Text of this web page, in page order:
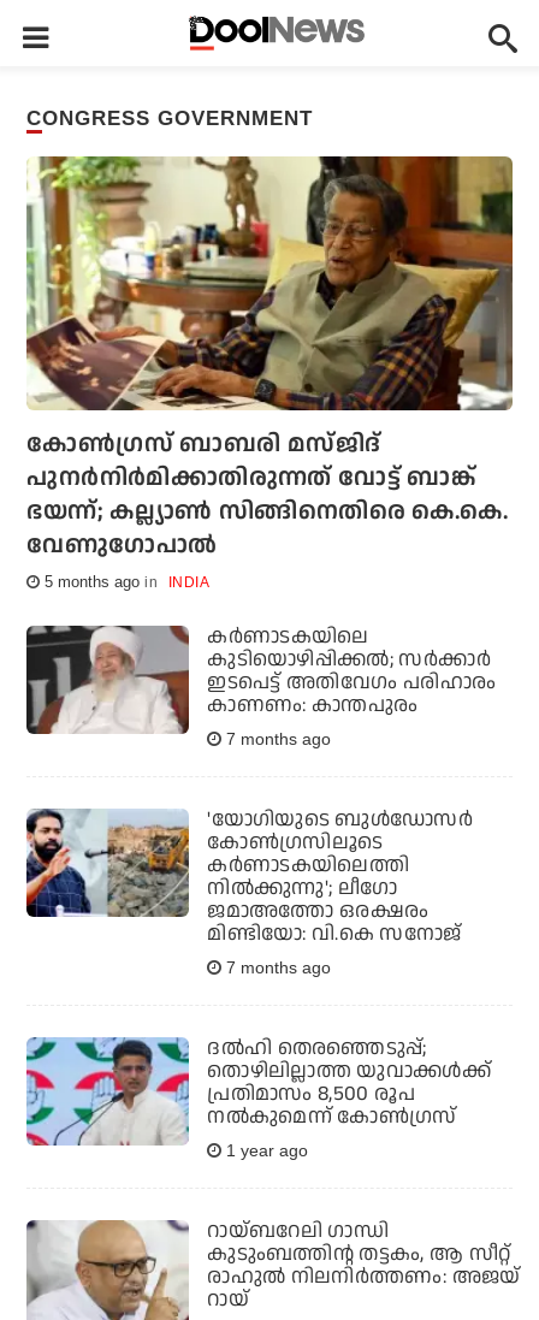
CONGRESS GOVERNMENT
കോണ്‍ഗ്രസ് ബാബരി മസ്ജിദ്
പുനര്‍നിര്‍മിക്കാതിരുന്നത് വോട്ട് ബാങ്ക്
ഭയന്ന്; കല്ല്യാണ്‍ സിങ്ങിനെതിരെ കെ.കെ.
വേണുഗോപാല്‍
5 months ago INDIA
കര്‍ണാടകയിലെ
കുടിയൊഴിപ്പിക്കല്‍; സര്‍ക്കാര്‍
ഇടപെട്ട് അതിവേഗം പരിഹാരം
കാണണം: കാന്തപുരം
7 months ago
'യോഗിയുടെ ബുള്‍ഡോസര്‍
കോണ്‍ഗ്രസിലൂടെ
കര്‍ണാടകയിലെത്തി
നില്‍ക്കുന്നു'; ലീഗോ
ജമാഅത്തോ ഒരക്ഷരം
മിണ്ടിയോ: വി.കെ സനോജ്
7 months ago
ദൽഹി തെരഞ്ഞെടുപ്പ്;
തൊഴിലില്ലാത്ത യുവാക്കൾക്ക്
പ്രതിമാസം 8,500 രൂപ
നൽകുമെന്ന് കോൺഗ്രസ്
1 year ago
റായ്ബറേലി ഗാന്ധി
കുടുംബത്തിന്റ തട്ടകം, ആ സീറ്റ്
രാഹുൽ നിലനിർത്തണം: അജയ്
റായ്